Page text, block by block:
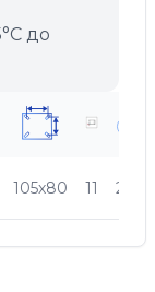
до
105х80 11 240